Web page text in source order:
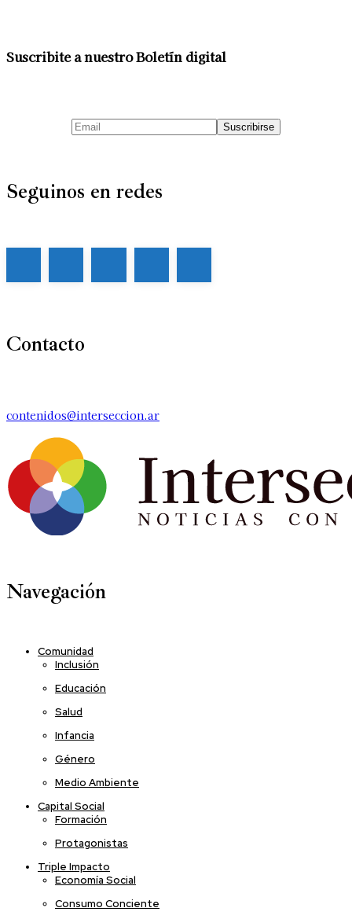
Suscribite a nuestro Boletín digital
Seguinos en redes
Contacto
contenidos@interseccion.ar
Navegación
Comunidad
Inclusión
Educación
Salud
Infancia
Género
Medio Ambiente
Capital Social
Formación
Protagonistas
Triple Impacto
Economía Social
Consumo Conciente